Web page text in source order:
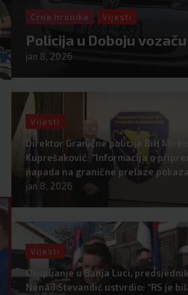
Crna hronika Vijesti
Policija u Doboju
jan 8, 2026
Vijesti
Direktor Granične policije BiH Mirko
Kuprešaković: “Informacija o
napada na granične prelaze
jan 8, 2026
Vijesti
Okupljanje u Banja Luci, predsjednik
Nenad Stevandić ustvrdio: “RS je